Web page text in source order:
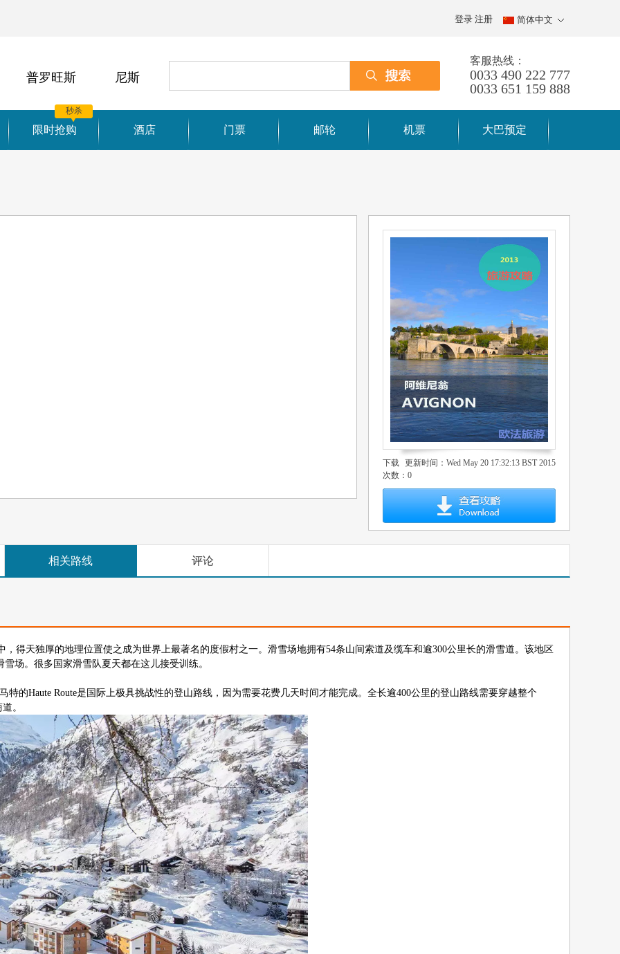
简体中文
登录 注册
普罗旺斯 尼斯
客服热线：
0033 490 222 777
0033 651 159 888
限时抢购
秒杀
酒店 门票 邮轮 机票 大巴预定
更新时间：Wed May 20 17:32:13 BST 2015
下载
次数：0
相关路线 评论
得天独厚的地理位置使之成为世界上最著名的度假村之一。滑雪场地拥有54条山间索道及缆车和逾300公里长的滑雪道。该地区
场。很多国家滑雪队夏天都在这儿接受训练。
的Haute Route是国际上极具挑战性的登山路线，因为需要花费几天时间才能完成。全长逾400公里的登山路线需要穿越整个
。